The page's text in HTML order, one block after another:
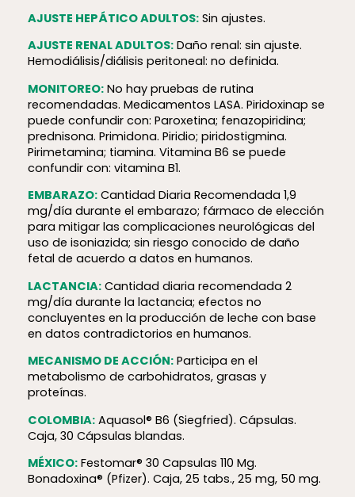
AJUSTE HEPÁTICO ADULTOS:Sin ajustes.
AJUSTE RENAL ADULTOS:Daño renal: sin ajuste.
Hemodiálisis/diálisis peritoneal: no definida.
MONITOREO:No hay pruebas de rutina
recomendadas. Medicamentos LASA. Piridoxinap se
puede confundir con: Paroxetina; fenazopiridina;
prednisona. Primidona. Piridio; piridostigmina.
Pirimetamina; tiamina. Vitamina B6 se puede
confundir con: vitamina B1.
EMBARAZO:Cantidad Diaria Recomendada 1,9
mg/día durante el embarazo; fármaco de elección
para mitigar las complicaciones neurológicas del
uso de isoniazida; sin riesgo conocido de daño
fetal de acuerdo a datos en humanos.
LACTANCIA:Cantidad diaria recomendada 2
mg/día durante la lactancia; efectos no
concluyentes en la producción de leche con base
en datos contradictorios en humanos.
MECANISMO DE ACCIÓN:Participa en el
metabolismo de carbohidratos, grasas y
proteínas.
COLOMBIA:Aquasol® B6 (Siegfried). Cápsulas.
Caja, 30 Cápsulas blandas.
MÉXICO:Festomar® 30 Capsulas 110 Mg.
Bonadoxina® (Pfizer). Caja, 25 tabs., 25 mg, 50 mg.